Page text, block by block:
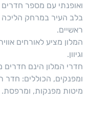
ואופנתי עם מספר חדרים
בלב העיר במרחק הליכה
ראשיים.
המלון מציע לאורחים
וגיוון.
חדרי המלון הינם חדרים
ומפנקים, הכוללים: חדר
מיטות מפנקות, ומרפסת.